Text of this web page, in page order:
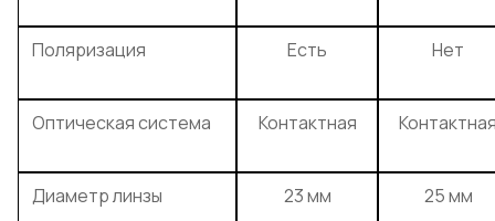
Поляризация Есть Нет
Оптическая система Контактная
Диаметр линзы 23 мм 25 мм